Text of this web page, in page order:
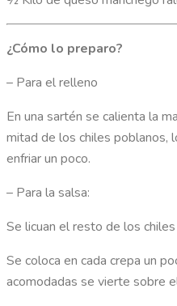
¿Cómo lo preparo?
– Para el relleno
En una sartén se calienta la
mitad de los chiles poblanos,
enfriar un poco.
– Para la salsa:
Se licuan el resto de los
Se coloca en cada crepa un
acomodadas se vierte sobre